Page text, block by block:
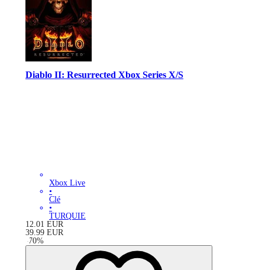
Diablo II: Resurrected Xbox Series X/S
Xbox Live
•
Clé
•
TURQUIE
12.01 EUR
39.99 EUR
-70%